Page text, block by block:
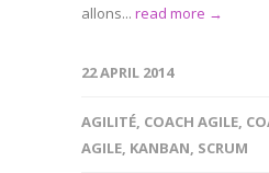
allons... read more →
22 APRIL 2014
AGILITÉ, COACH AGILE,
AGILE, KANBAN, SCRUM